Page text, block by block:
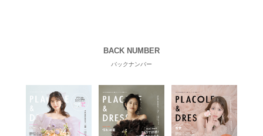
BACK NUMBER
バックナンバー